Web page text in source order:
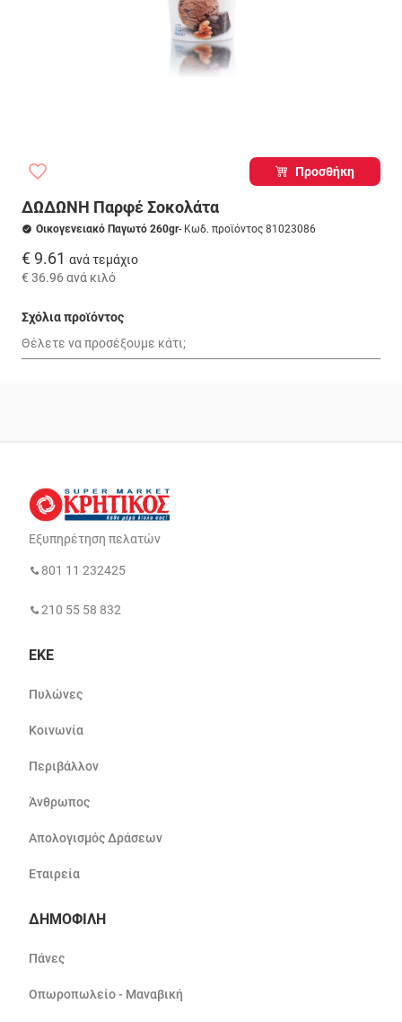
Προσθήκη
ΔΩΔΩΝΗ Παρφέ Σοκολάτα
Οικογενειακό Παγωτό 260gr- Κωδ. προϊόντος 81023086
€ 9.61 ανά τεμάχιο
€ 36.96 ανά κιλό
Σχόλια προϊόντος
Εξυπηρέτηση πελατών
801 11 232425
210 55 58 832
ΕΚΕ
Πυλώνες
Κοινωνία
Περιβάλλον
Άνθρωπος
Απολογισμός Δράσεων
Εταιρεία
ΔΗΜΟΦΙΛΗ
Πάνες
Οπωροπωλείο - Μαναβική